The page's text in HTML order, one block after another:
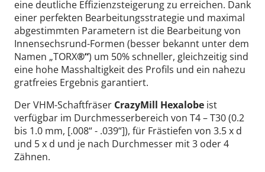
eine deutliche Effizienzsteigerung zu erreichen. Dank
einer perfekten Bearbeitungsstrategie und maximal
abgestimmten Parametern ist die Bearbeitung von
Innensechsrund-Formen (besser bekannt unter dem
Namen „TORX®“) um 50% schneller, gleichzeitig sind
eine hohe Masshaltigkeit des Profils und ein nahezu
gratfreies Ergebnis garantiert.
Der VHM-Schaftfräser CrazyMill Hexalobe ist
verfügbar im Durchmesserbereich von T4 – T30 (0.2
bis 1.0 mm, [.008“ - .039“]), für Frästiefen von 3.5 x d
und 5 x d und je nach Durchmesser mit 3 oder 4
Zähnen.